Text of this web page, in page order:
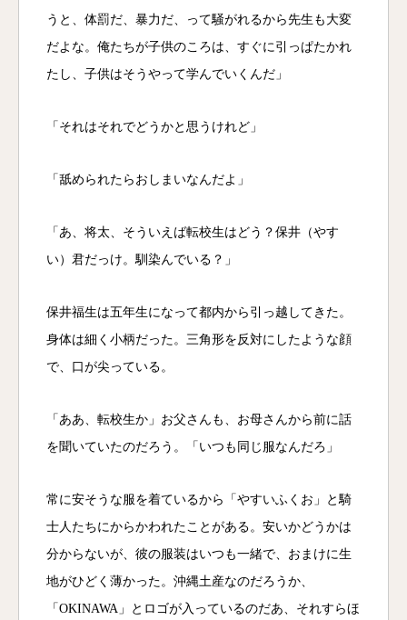
うと、体罰だ、暴力だ、って騒がれるから先生も大変
だよな。俺たちが子供のころは、すぐに引っぱたかれ
たし、子供はそうやって学んでいくんだ」
「それはそれでどうかと思うけれど」
「舐められたらおしまいなんだよ」
「あ、将太、そういえば転校生はどう？保井（やす
い）君だっけ。馴染んでいる？」
保井福生は五年生になって都内から引っ越してきた。
身体は細く小柄だった。三角形を反対にしたような顔
で、口が尖っている。
「ああ、転校生か」お父さんも、お母さんから前に話
を聞いていたのだろう。「いつも同じ服なんだろ」
常に安そうな服を着ているから「やすいふくお」と騎
士人たちにからかわれたことがある。安いかどうかは
分からないが、彼の服装はいつも一緒で、おまけに生
地がひどく薄かった。沖縄土産なのだろうか、
「OKINAWA」とロゴが入っているのだあ、それすらほ